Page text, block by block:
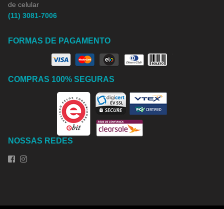
de celular
(11) 3081-7006
FORMAS DE PAGAMENTO
COMPRAS 100% SEGURAS
NOSSAS REDES